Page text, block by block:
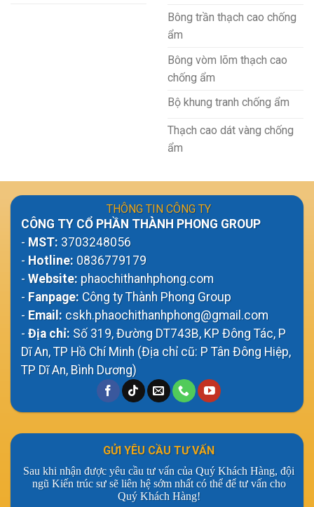
Bông trần thạch cao chống
ẩm
Bông vòm lõm thạch cao
chống ẩm
Bộ khung tranh chống ẩm
Thạch cao dát vàng chống
ẩm
THÔNG TIN CÔNG TY
CÔNG TY CỔ PHẦN THÀNH PHONG GROUP
- MST: 3703248056
- Hotline: 0836779179
- Website: phaochithanhphong.com
- Fanpage: Công ty Thành Phong Group
- Email: cskh.phaochithanhphong@gmail.com
- Địa chỉ: Số 319, Đường DT743B, KP Đông Tác, P
Dĩ An, TP Hồ Chí Minh (Địa chỉ cũ: P Tân Đông Hiệp,
TP Dĩ An, Bình Dương)
GỬI YÊU CẦU TƯ VẤN
Sau khi nhận được yêu cầu tư vấn của Quý Khách Hàng, đội
ngũ Kiến trúc sư sẽ liên hệ sớm nhất có thể để tư vấn cho
Quý Khách Hàng!